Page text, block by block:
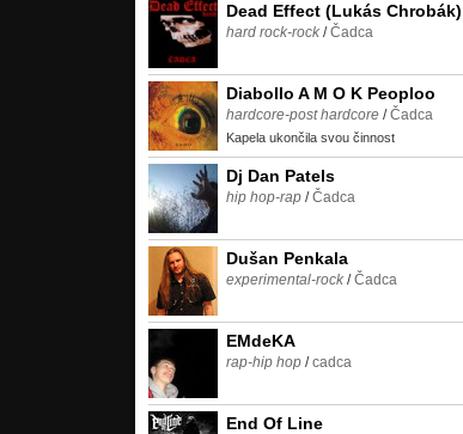
Dead Effect (Lukás Chrobák)
hard rock-rock /Čadca
Diabollo A M O K Peoploo
hardcore-post hardcore /Čadca
Kapela ukončila svou činnost
Dj Dan Patels
hip hop-rap /Čadca
Dušan Penkala
experimental-rock /Čadca
EMdeKA
rap-hip hop /cadca
End Of Line